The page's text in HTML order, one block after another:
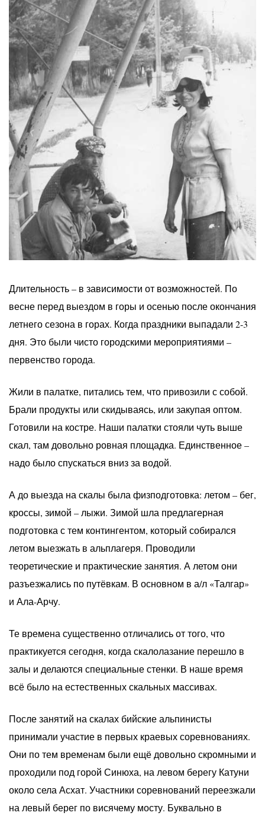
Длительность – в зависимости от возможностей. По
весне перед выездом в горы и осенью после окончания
летнего сезона в горах. Когда праздники выпадали 2-3
дня. Это были чисто городскими мероприятиями –
первенство города.
Жили в палатке, питались тем, что привозили с собой.
Брали продукты или скидываясь, или закупая оптом.
Готовили на костре. Наши палатки стояли чуть выше
скал, там довольно ровная площадка. Единственное –
надо было спускаться вниз за водой.
А до выезда на скалы была физподготовка: летом – бег,
кроссы, зимой – лыжи. Зимой шла предлагерная
подготовка с тем контингентом, который собирался
летом выезжать в альплагеря. Проводили
теоретические и практические занятия. А летом они
разъезжались по путёвкам. В основном в а/л «Талгар»
и Ала-Арчу.
Те времена существенно отличались от того, что
практикуется сегодня, когда скалолазание перешло в
залы и делаются специальные стенки. В наше время
всё было на естественных скальных массивах.
После занятий на скалах бийские альпинисты
принимали участие в первых краевых соревнованиях.
Они по тем временам были ещё довольно скромными и
проходили под горой Синюха, на левом берегу Катуни
около села Асхат. Участники соревнований переезжали
на левый берег по висячему мосту. Буквально в